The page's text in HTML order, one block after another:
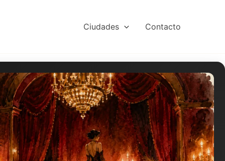
Ciudades Contacto